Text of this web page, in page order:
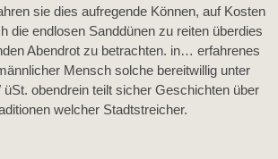
sie dies aufregende Können, auf Kosten
die endlosen Sanddünen zu reiten überdies
Abendrot zu betrachten. in… erfahrenes
Mensch solche bereitwillig unter
obendrein teilt sicher Geschichten über
welcher Stadtstreicher.